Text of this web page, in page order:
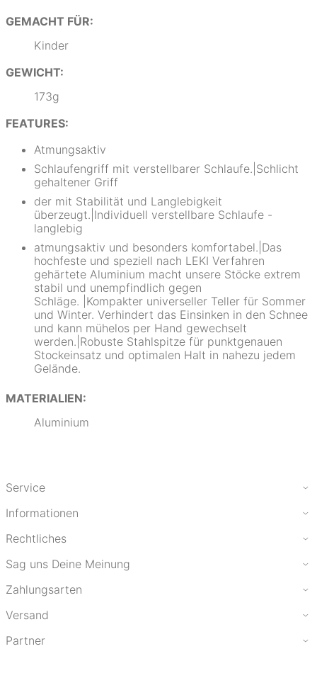
GEMACHT FÜR:
Kinder
GEWICHT:
173g
FEATURES:
Atmungsaktiv
Schlaufengriff mit verstellbarer Schlaufe.|Schlicht
gehaltener Griff
der mit Stabilität und Langlebigkeit
überzeugt.|Individuell verstellbare Schlaufe -
langlebig
atmungsaktiv und besonders komfortabel.|Das
hochfeste und speziell nach LEKI Verfahren
gehärtete Aluminium macht unsere Stöcke extrem
stabil und unempfindlich gegen
Schläge. |Kompakter universeller Teller für Sommer
und Winter. Verhindert das Einsinken in den Schnee
und kann mühelos per Hand gewechselt
werden.|Robuste Stahlspitze für punktgenauen
Stockeinsatz und optimalen Halt in nahezu jedem
Gelände.
MATERIALIEN:
Aluminium
Service
Informationen
Rechtliches
Sag uns Deine Meinung
Zahlungsarten
Versand
Partner